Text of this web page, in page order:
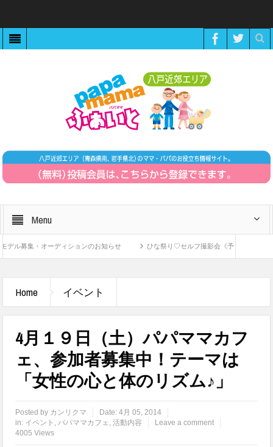
Menu
募集・オーディションのお知らせ ひな祭り♡セルフ撮影会《予約制》
Home イベント
4月１９日（土）パパママカフ
ェ、参加者募集中！テーマは
「女性の心と体のリズム♪」
Posted by カンリクマ Date:4月 05, 2014
in: イベント ,パパママカフェ ,活動内容
Leave a comment
4005 Views